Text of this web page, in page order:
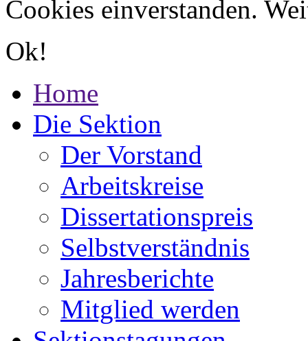
Cookies einverstanden.
Ok!
Home
Die Sektion
Der Vorstand
Arbeitskreise
Dissertationspreis
Selbstverständnis
Jahresberichte
Mitglied werden